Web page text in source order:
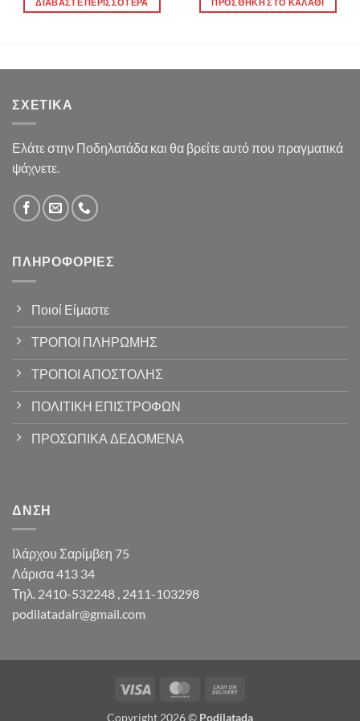
ΣΧΕΤΙΚΆ
Ελάτε στην Ποδηλατάδα και θα βρείτε αυτό που πραγματικά
ψάχνετε.
ΠΛΗΡΟΦΟΡΊΕΣ
Ποιοί Είμαστε
ΤΡΟΠΟΙ ΠΛΗΡΩΜΗΣ
ΤΡΟΠΟΙ ΑΠΟΣΤΟΛΗΣ
ΠΟΛΙΤΙΚΗ ΕΠΙΣΤΡΟΦΩΝ
ΠΡΟΣΩΠΙΚΑ ΔΕΔΟΜΕΝΑ
ΔΝΣΗ
Ιλάρχου Σαρίμβεη 75
Λάρισα 413 34
Τηλ. 2410-532248 , 2411-103298
podilatadalr@gmail.com
Visa MasterCard
Copyright 2026 © Podilatada